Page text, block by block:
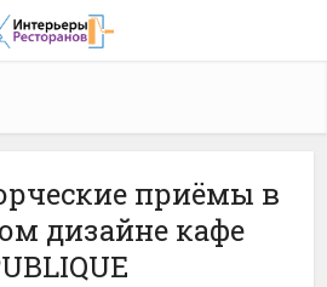
приёмы в
дизайне кафе